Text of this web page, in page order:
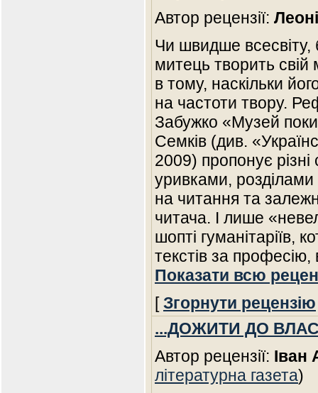
Автор рецензії:
Чи швидше всесвіту,
митець творить свій
в тому, наскільки
на частоти твору.
Забужко «Музей
Семків (див.
2009) пропонує різні
уривками, розділами
на читання та
читача. І лише
шопті гуманітаріїв,
текстів за
Показати всю
[Згорнути рецензію
...ДОЖИТИ ДО
Автор рецензії: Іван
літературна газета)